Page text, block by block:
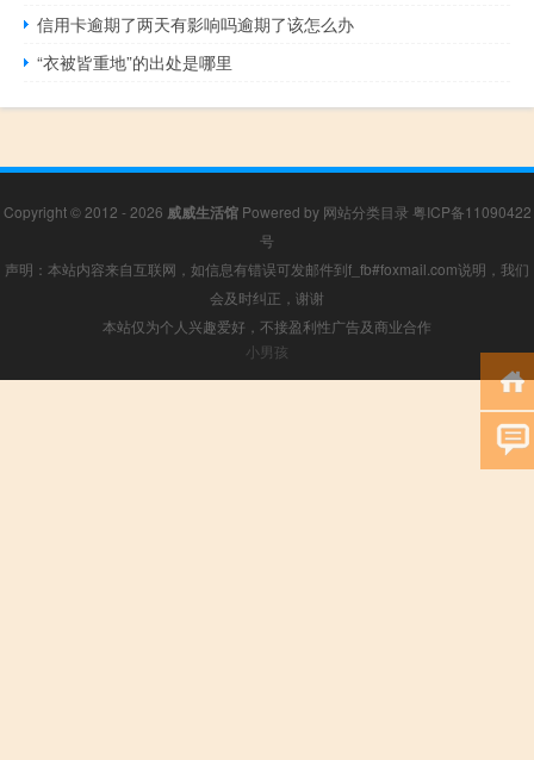
信用卡逾期了两天有影响吗逾期了该怎么办
“衣被皆重地”的出处是哪里
Copyright © 2012 - 2026 威威生活馆Powered by 网站分类目录 粤ICP备11090422
号
声明：本站内容来自互联网，如信息有错误可发邮件到f_fb#foxmail.com说明，我们
会及时纠正，谢谢
本站仅为个人兴趣爱好，不接盈利性广告及商业合作
小男孩